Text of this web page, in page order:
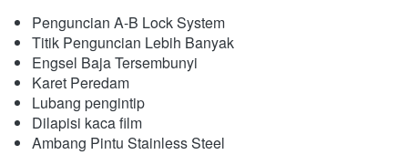
Penguncian A-B Lock System
Titik Penguncian Lebih Banyak
Engsel Baja Tersembunyi
​Karet Peredam
Lubang pengintip
Dilapisi kaca film
Ambang Pintu Stainless Steel